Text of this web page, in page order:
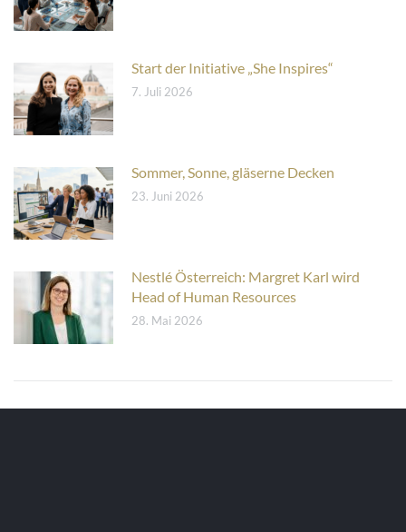
Start der Initiative „She Inspires“
7. Juli 2026
Sommer, Sonne, gläserne Decken
23. Juni 2026
Nestlé Österreich: Margret Karl wird
Head of Human Resources
28. Mai 2026